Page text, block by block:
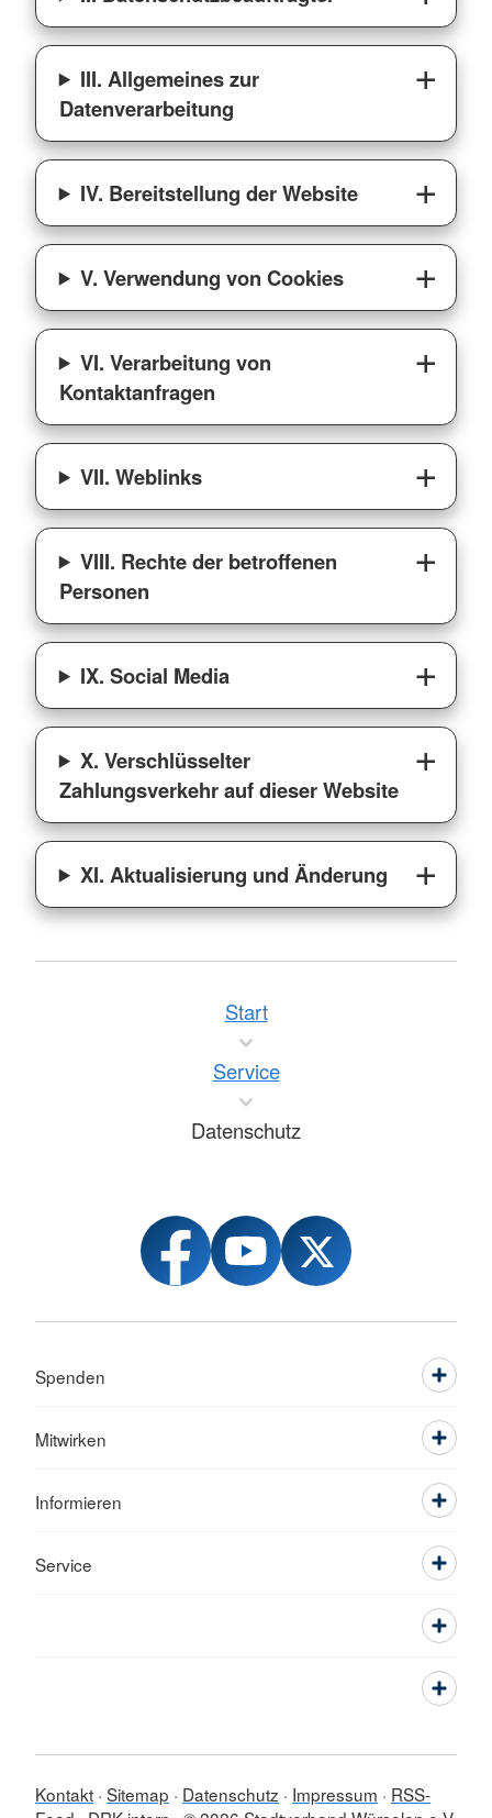
III. Allgemeines zur
Datenverarbeitung
IV. Bereitstellung der Website
V. Verwendung von Cookies
VI. Verarbeitung von
Kontaktanfragen
VII. Weblinks
VIII. Rechte der betroffenen
Personen
IX. Social Media
X. Verschlüsselter
Zahlungsverkehr auf dieser Website
XI. Aktualisierung und Änderung
Start
Service
Datenschutz
Spenden
Mitwirken
Informieren
Service
Kontakt Sitemap Datenschutz Impressum
RSS-